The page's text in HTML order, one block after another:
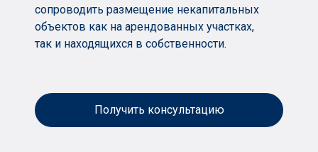
сопроводить размещение некапитальных
объектов как на арендованных участках,
так и находящихся в собственности.
Получить консультацию